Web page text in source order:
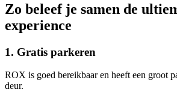
Zo beleef je samen de
experience
1. Gratis parkeren
ROX is goed bereikbaar en heeft een groot
deur.